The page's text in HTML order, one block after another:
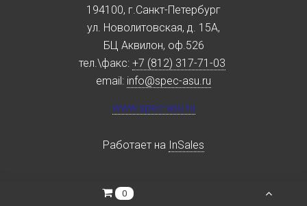
194100, г.Санкт-Петербург
ул. Новолитовская, д. 15А,
БЦ Аквилон, оф.526
тел.\факс: +7 (812) 317-71-03
email: info@spec-asu.ru
www.spec-asu.ru
Работает на InSales
0